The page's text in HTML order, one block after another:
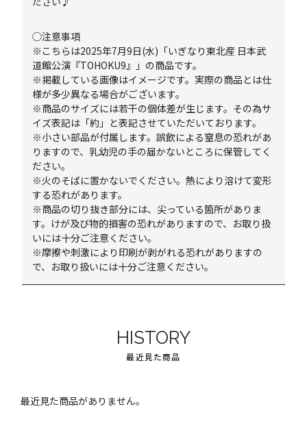
◯注意事項
※こちらは2025年7月9日(水)「いぎなり東北産 日本武
道館公演『TOHOKU9』」の商品です。
※掲載している画像はイメージです。実際の商品とは仕
様が多少異なる場合がございます。
※商品のサイズには若干の個体差が生じます。その為サ
イズ表記は「約」と表記させていただいております。
※小さい部品が付属します。誤飲による窒息の恐れがあ
りますので、乳幼児の手の届かないところに保管してく
ださい。
※火のそばに置かないでください。熱により溶けて変形
する恐れがあります。
※商品の切り抜き部分には、尖っている箇所がありま
す。けが及び物的損害の恐れがありますので、お取り扱
いには十分ご注意ください。
※摩擦や刺激により印刷が剥がれる恐れがありますの
で、お取り扱いには十分ご注意ください。
HISTORY
最近見た商品
最近見た商品がありません。